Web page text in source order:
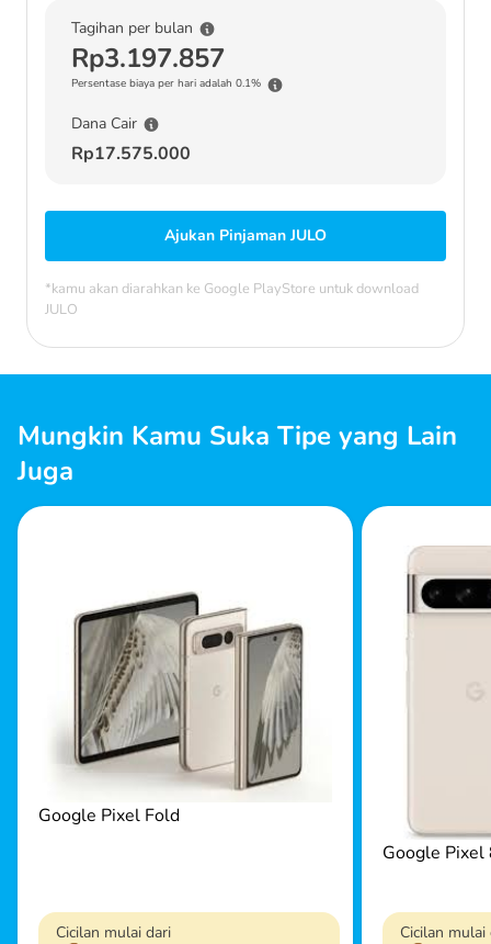
Tagihan per bulan
Rp3.197.857
Persentase biaya per hari adalah 0.1%
Dana Cair
Rp17.575.000
Ajukan Pinjaman JULO
*kamu akan diarahkan ke Google PlayStore untuk download
JULO
Mungkin Kamu Suka Tipe yang Lain
Juga
Google Pixel Fold
Cicilan mulai dari
Google Pixel
Cicilan mulai